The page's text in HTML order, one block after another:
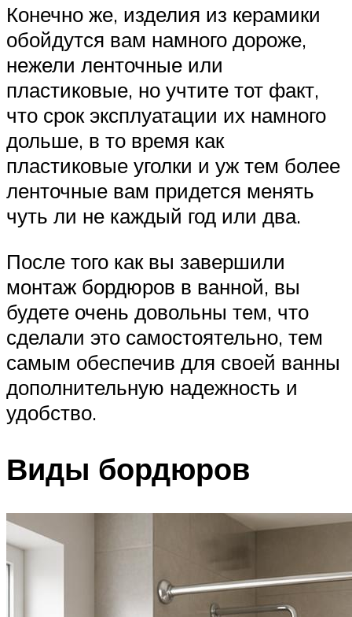
Конечно же, изделия из керамики
обойдутся вам намного дороже,
нежели ленточные или
пластиковые, но учтите тот факт,
что срок эксплуатации их намного
дольше, в то время как
пластиковые уголки и уж тем более
ленточные вам придется менять
чуть ли не каждый год или два.
После того как вы завершили
монтаж бордюров в ванной, вы
будете очень довольны тем, что
сделали это самостоятельно, тем
самым обеспечив для своей ванны
дополнительную надежность и
удобство.
Виды бордюров